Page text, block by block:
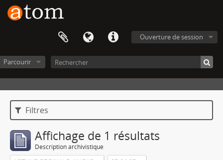
Ouverture de session
Parcourir
Filtres
Affichage de 1 résultats
Description archivistique